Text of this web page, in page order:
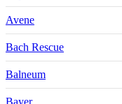
Avene
Bach Rescue
Balneum
Bayer